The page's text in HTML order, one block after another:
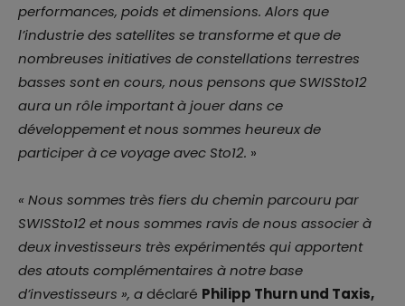
performances, poids et dimensions. Alors que
l’industrie des satellites se transforme et que de
nombreuses initiatives de constellations terrestres
basses sont en cours, nous pensons que SWISSto12
aura un rôle important à jouer dans ce
développement et nous sommes heureux de
participer à ce voyage avec Sto12. »
« Nous sommes très fiers du chemin parcouru par
SWISSto12 et nous sommes ravis de nous associer à
deux investisseurs très expérimentés qui apportent
des atouts complémentaires à notre base
d’investisseurs », adéclaré Philipp Thurn und Taxis,